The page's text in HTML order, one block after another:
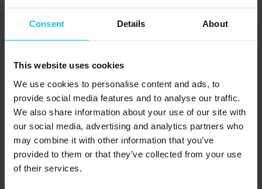
Consent Details About
This website uses cookies
We use cookies to personalise content and ads, to
provide social media features and to analyse our traffic.
We also share information about your use of our site with
our social media, advertising and analytics partners who
may combine it with other information that you’ve
provided to them or that they’ve collected from your use
of their services.
sabem o que é
melhor forma de
conhecimento de que
oequilíbrio água-pele
pode ser afetado
negativamentepor
beber demasiado